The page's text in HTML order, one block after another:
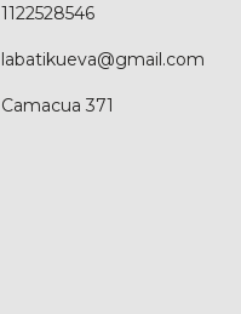
1122528546
labatikueva@gmail.com
Camacua 371